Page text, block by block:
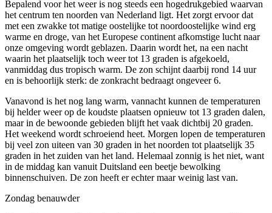
Bepalend voor het weer is nog steeds een hogedrukgebied waarvan
het centrum ten noorden van Nederland ligt. Het zorgt ervoor dat
met een zwakke tot matige oostelijke tot noordoostelijke wind erg
warme en droge, van het Europese continent afkomstige lucht naar
onze omgeving wordt geblazen. Daarin wordt het, na een nacht
waarin het plaatselijk toch weer tot 13 graden is afgekoeld,
vanmiddag dus tropisch warm. De zon schijnt daarbij rond 14 uur
en is behoorlijk sterk: de zonkracht bedraagt ongeveer 6.
Vanavond is het nog lang warm, vannacht kunnen de temperaturen
bij helder weer op de koudste plaatsen opnieuw tot 13 graden dalen,
maar in de bewoonde gebieden blijft het vaak dichtbij 20 graden.
Het weekend wordt schroeiend heet. Morgen lopen de temperaturen
bij veel zon uiteen van 30 graden in het noorden tot plaatselijk 35
graden in het zuiden van het land. Helemaal zonnig is het niet, want
in de middag kan vanuit Duitsland een beetje bewolking
binnenschuiven. De zon heeft er echter maar weinig last van.
Zondag benauwder